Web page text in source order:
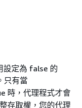
設定為 false 的
只有當
時，代理程式才會
存取權，您的代理